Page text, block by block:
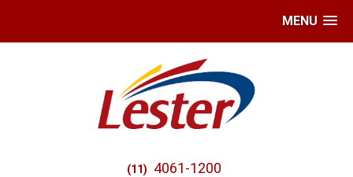
MENU
(11) 4061-1200